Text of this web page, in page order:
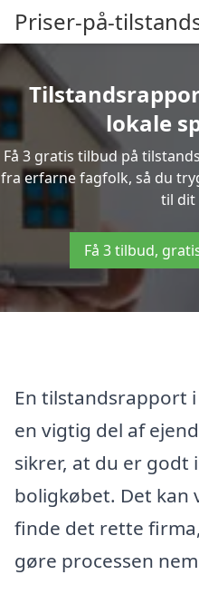
Priser-på-
lokale
Få 3 gratis tilbud på
fra erfarne fagfolk, så du
til dit
Få 3 tilbud,
En tilstandsrapport
en vigtig del af
sikrer, at du er godt
boligkøbet. Det
finde det rette
gøre processen